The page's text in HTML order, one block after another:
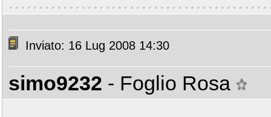
Inviato: 16 Lug 2008 14:30
simo9232 - Foglio Rosa